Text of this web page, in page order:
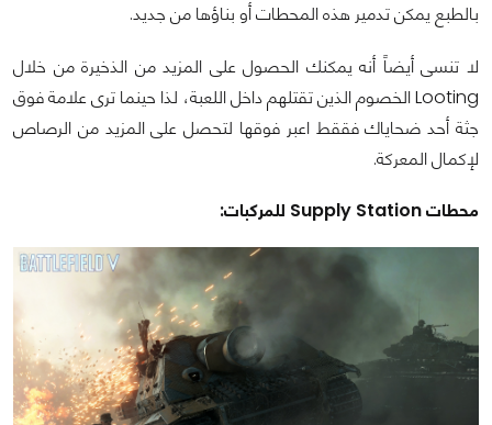
بالطبع يمكن تدمير هذه المحطات أو بناؤها من جديد.
لا تنسى أيضاً أنه يمكنك الحصول على المزيد من الذخيرة من خلال
Looting الخصوم الذين تقتلهم داخل اللعبة، لذا حينما ترى علامة فوق
جثة أحد ضحاياك فققط اعبر فوقها لتحصل على المزيد من الرصاص
لإكمال المعركة.
محطات Supply Station للمركبات: